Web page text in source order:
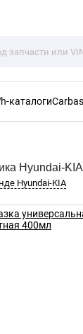
каталоги
Hyundai-
Hyundai-KIA